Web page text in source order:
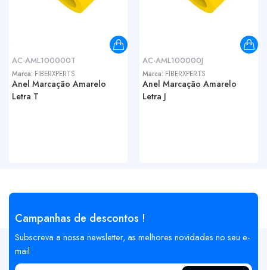
AC-AML100000T
Marca: FIBERXPERTS
Anel Marcação Amarelo
Letra T
AC-AML100000J
Marca: FIBERXPERTS
Anel Marcação Amarelo
Letra J
Campanhas de descontos !
Subscreva a nossa newsletter, as melhores novidades no seu e-
mail